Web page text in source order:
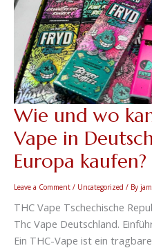
Wie und wo
Vape in
Europa kaufen?
Leave a Comment / Uncategorized / By
THC Vape Tschechische
Thc Vape Deutschland.
Ein THC-Vape ist ein